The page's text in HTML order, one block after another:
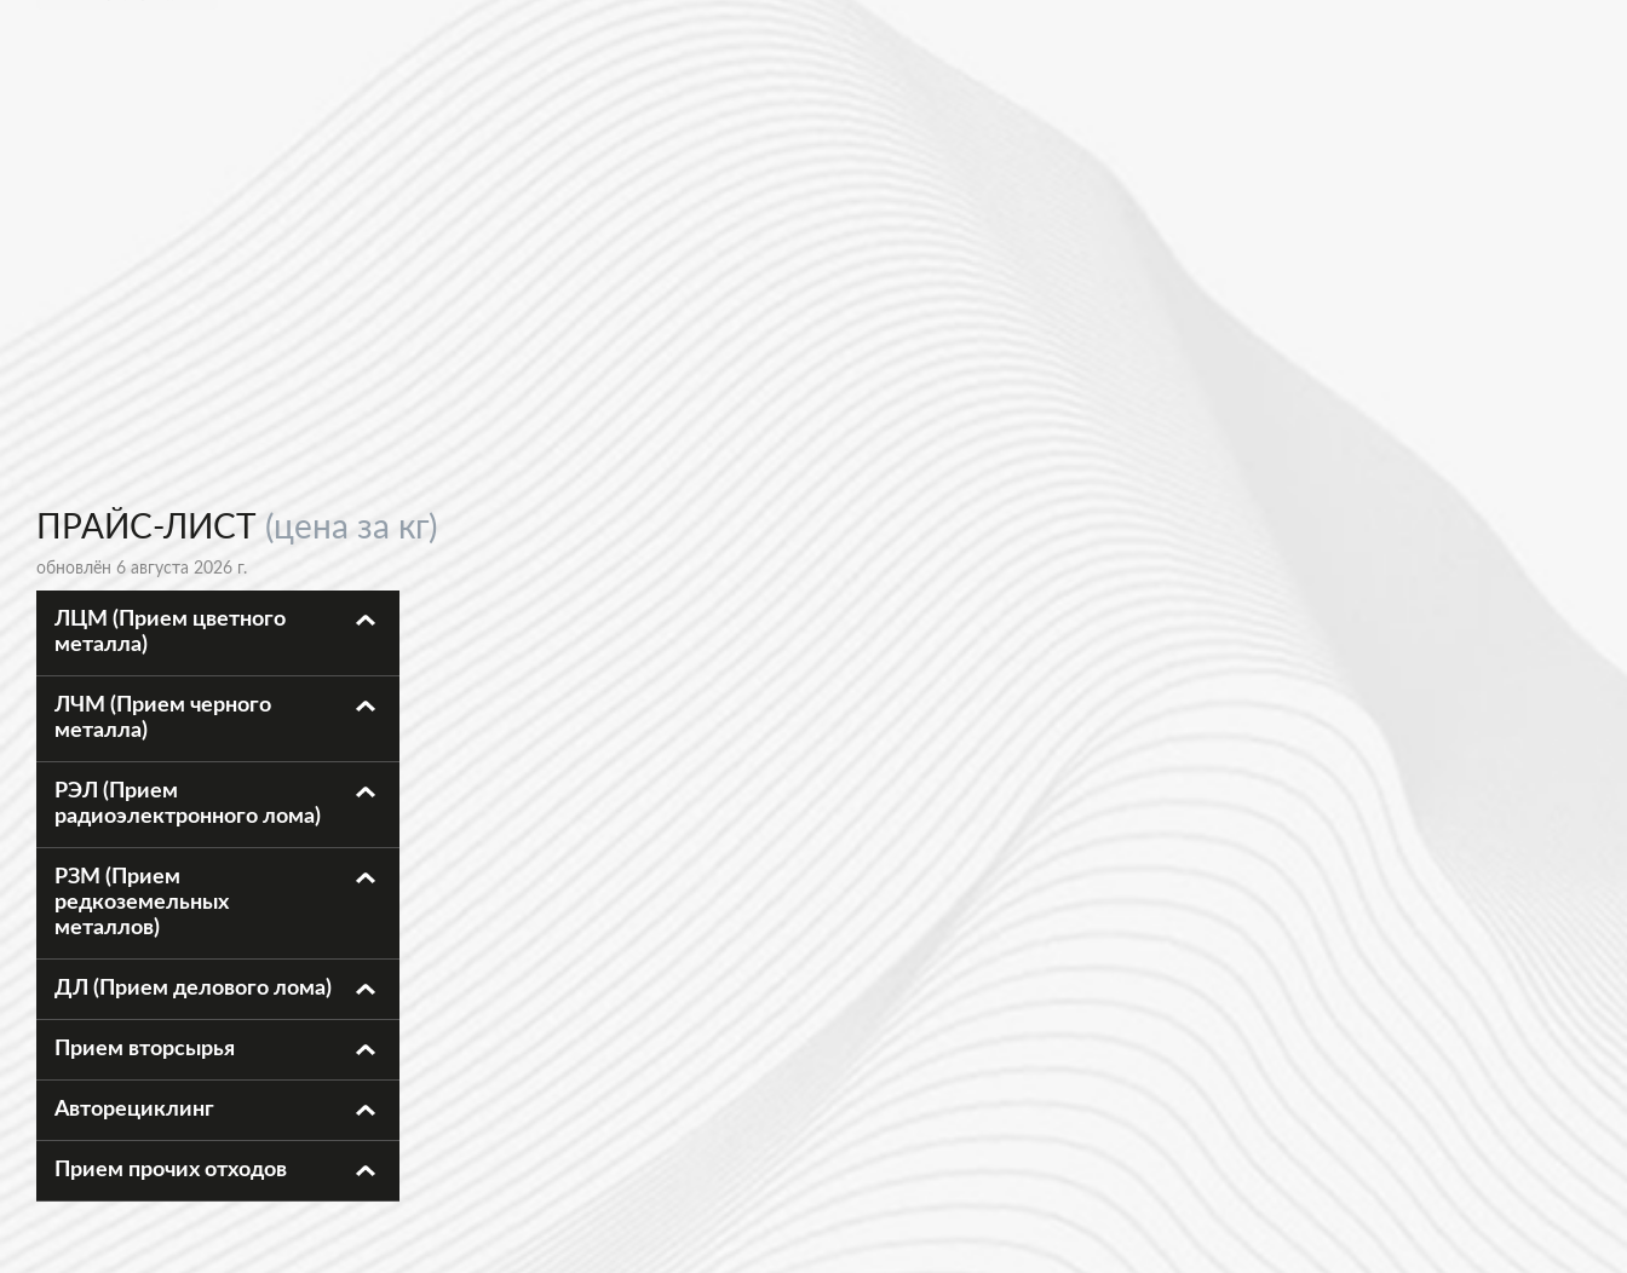
ПРАЙС-ЛИСТ (цена за кг)
обновлён 6 августа 2026 г.
ЛЦМ (Прием цветного
металла)
ЛЧМ (Прием черного
металла)
РЭЛ (Прием
радиоэлектронного лома)
РЗМ (Прием
редкоземельных
металлов)
ДЛ (Прием делового лома)
Прием вторсырья
Авторециклинг
Прием прочих отходов